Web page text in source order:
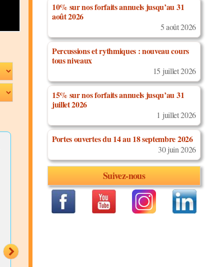
Caruso - The
Dancelife
Orchestra
Discipline:Rumba
Intermédiaires
I'm not giving
up - Gloria
Estefan
Discipline:Rumba
Niveau: Intermédiaires
10% sur nos forfaits annuels jusqu’au 31
août 2026
5 août 2026
Percussions et rythmiques : nouveau cours
tous niveaux
15 juillet 2026
15% sur nos forfaits annuels jusqu’au 31
juillet 2026
1 juillet 2026
Portes ouvertes du 14 au 18 septembre 2026
30 juin 2026
Suivez-nous